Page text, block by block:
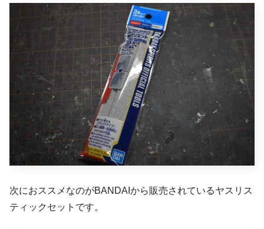
次におススメなのがBANDAIから販売されているヤスリス
ティックセットです。